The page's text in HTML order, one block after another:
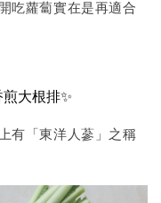
吃蘿蔔實在是再適合
大根排✨
有「東洋人蔘」之稱